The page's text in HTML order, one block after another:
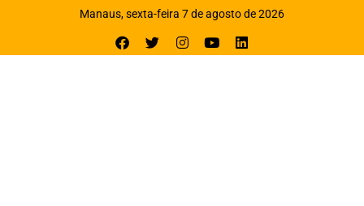
Manaus, sexta-feira 7 de agosto de 2026